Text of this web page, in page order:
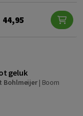
44,95
geluk
Bohlmeijer| Boom